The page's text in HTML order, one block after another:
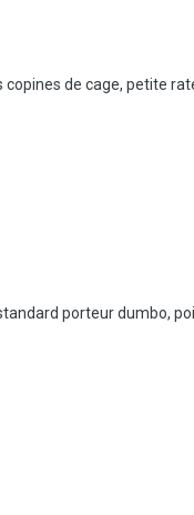
de cage, petite
porteur dumbo,